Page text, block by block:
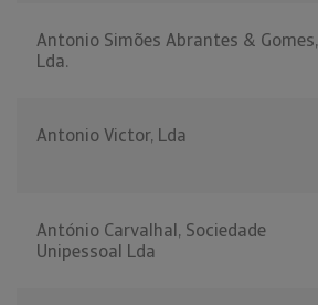
Antonio Simões Abrantes & Gomes,
Lda.
Antonio Victor, Lda
António Carvalhal, Sociedade
Unipessoal Lda